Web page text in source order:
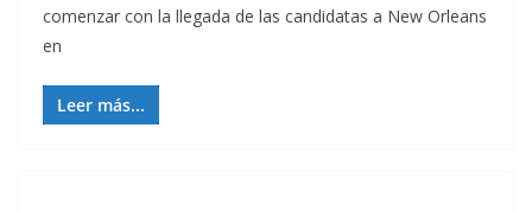
comenzar con la llegada de las candidatas a New Orleans
en
Leer más...